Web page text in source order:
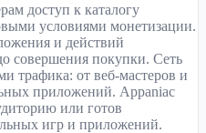
доступ к каталогу
условиями монетизации.
и действий
совершения покупки. Сеть
трафика: от веб-мастеров и
приложений. Appaniac
или готов
игр и приложений.